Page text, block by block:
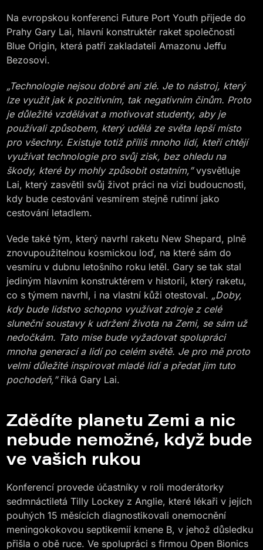
Na evropskou konferenci Future Port Youth přijede do
Prahy Gary Lai, hlavní konstruktér raket společnosti
Blue Origin, která patří zakladateli Amazonu Jeffu
Bezosovi.
„Technologie nejsou dobré ani zlé. Je to nástroj, který
lze využít jak k pozitivním, tak negativním činům. Proto
je důležité vzdělávat a motivovat studenty, aby je
používali způsobem, který udělá ze světa lepší místo
pro všechny. Existuje totiž příliš mnoho lidí, kteří chtějí
využívat technologie pro svůj zisk, bez ohledu na
škody, které by mohly způsobit ostatním,”vysvětluje
Lai, který zasvětil svůj život práci na vizi budoucnosti,
kdy bude cestování vesmírem stejně rutinní jako
cestování letadlem.
Vede také tým, který navrhl raketu New Shepard, plně
znovupoužitelnou kosmickou loď, na které sám do
vesmíru v dubnu letošního roku letěl. Gary se tak stal
jediným hlavním konstruktérem v historii, který raketu,
co s týmem navrhl, i na vlastní kůži otestoval. „Doby,
kdy bude lidstvo schopno využívat zdroje z celé
sluneční soustavy k udržení života na Zemi, se sám už
nedočkám. Tato mise bude vyžadovat spolupráci
mnoha generací a lidí po celém světě. Je pro mě proto
velmi důležité inspirovat mladé lidí a předat jim tuto
pochodeň,”říká Gary Lai.
Zdědíte planetu Zemi a nic
nebude nemožné, když bude
ve vašich rukou
Konferencí provede účastníky v roli moderátorky
sedmnáctiletá Tilly Lockey z Anglie, které lékaři v jejích
pouhých 15 měsících diagnostikovali onemocnění
meningokokovou septikemií kmene B, v jehož důsledku
přišla o obě ruce. Ve spolupráci s firmou Open Bionics